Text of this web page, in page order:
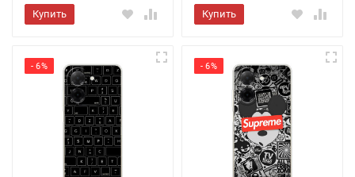
Купить Купить
- 6% - 6%